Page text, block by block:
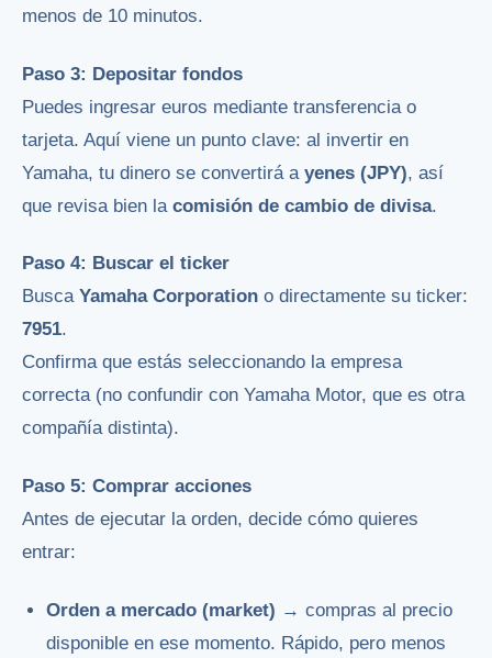
menos de 10 minutos.
Paso 3: Depositar fondos
Puedes ingresar euros mediante transferencia o
tarjeta. Aquí viene un punto clave: al invertir en
Yamaha, tu dinero se convertirá a yenes (JPY), así
que revisa bien la comisión de cambio de divisa.
Paso 4: Buscar el ticker
Busca Yamaha Corporation o directamente su ticker:
7951.
Confirma que estás seleccionando la empresa
correcta (no confundir con Yamaha Motor, que es otra
compañía distinta).
Paso 5: Comprar acciones
Antes de ejecutar la orden, decide cómo quieres
entrar:
Orden a mercado (market) → compras al precio
disponible en ese momento. Rápido, pero menos